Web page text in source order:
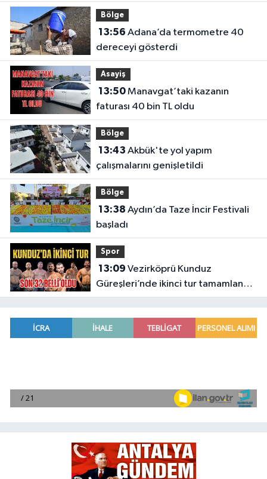
Bölge
13:56
dereceyi gösterdi
Asayiş
13:50Manavgat’taki kazanın
faturası 40 bin TL oldu
Bölge
13:43
çalışmalarını genişletildi
Bölge
13:38
başladı
Spor
13:09
Güreşleri’nde ikinci tur tamamlandı.
İşte tur atlayan 32 başpehlivan